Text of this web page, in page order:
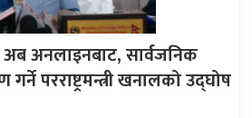
अनलाइनबाट, सार्वजनिक
परराष्ट्रमन्त्री खनालको उद्घोष